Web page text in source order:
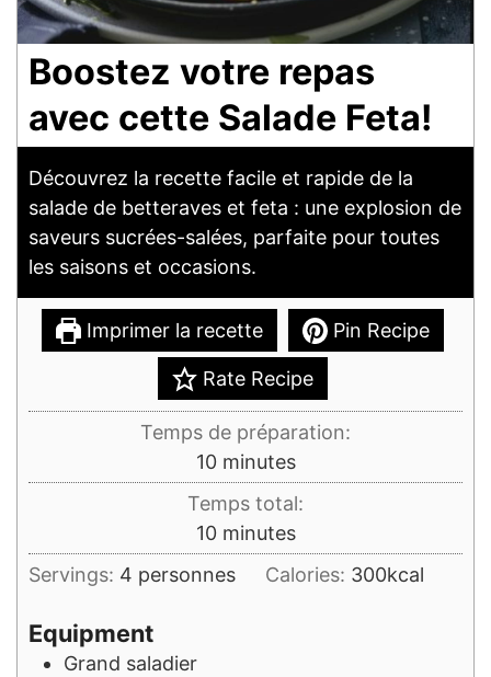
Boostez votre repas
avec cette Salade Feta!
Découvrez la recette facile et rapide de la
salade de betteraves et feta : une explosion de
saveurs sucrées-salées, parfaite pour toutes
les saisons et occasions.
Imprimer la recette Pin Recipe
Rate Recipe
Temps de préparation:
10minutes
minutes
Temps total:
10minutes
minutes
Servings: 4 personnes Calories: 300kcal
Equipment
Grand saladier